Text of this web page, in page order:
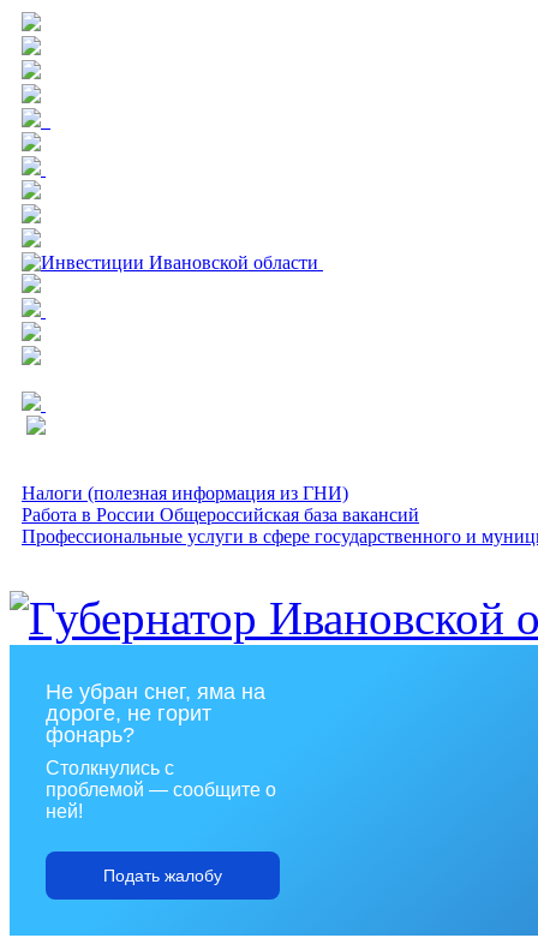
Налоги (полезная информация из ГНИ)
Работа в России Общероссийская база вакансий
Профессиональные услуги в сфере государственного и
Не убран снег, яма на
дороге, не горит
фонарь?
Столкнулись с
проблемой — сообщите о
ней!
Подать жалобу